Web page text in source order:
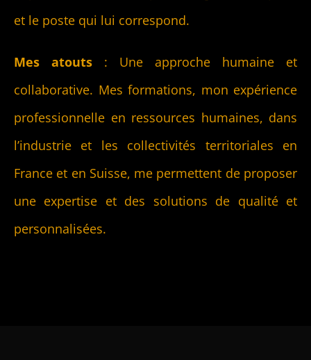
et le poste qui lui correspond.
Mes atouts : Une approche humaine et
collaborative. Mes formations, mon expérience
professionnelle en ressources humaines, dans
l’industrie et les collectivités territoriales en
France et en Suisse, me permettent de proposer
une expertise et des solutions de qualité et
personnalisées.